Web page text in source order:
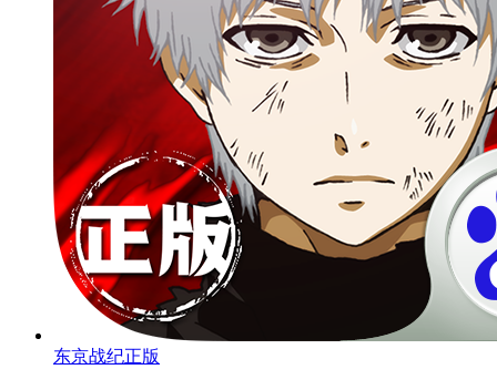
东京战纪正版